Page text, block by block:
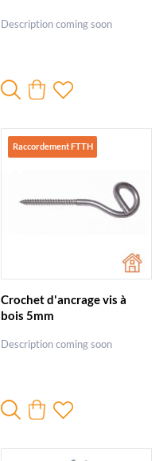
Description coming soon
Raccordement FTTH
Crochet d'ancrage vis à
bois 5mm
Description coming soon